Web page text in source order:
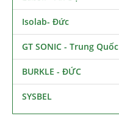
Isolab- Đức
GT SONIC - Trung Quốc
BURKLE - ĐỨC
SYSBEL